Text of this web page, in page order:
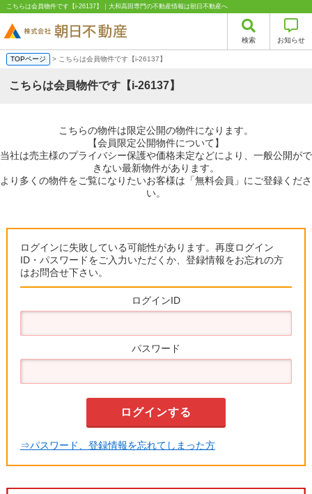
こちらは会員物件です【i-26137】｜大和高田専門の不動産情報は朝日不動産へ
検索 お知らせ
TOPページ > こちらは会員物件です【i-26137】
こちらは会員物件です【i-26137】
こちらの物件は限定公開の物件になります。
【会員限定公開物件について】
当社は売主様のプライバシー保護や価格未定などにより、一般公開がで
きない最新物件があります。
より多くの物件をご覧になりたいお客様は「無料会員」にご登録くださ
い。
ログインに失敗している可能性があります。再度ログイン
ID・パスワードをご入力いただくか、登録情報をお忘れの方
はお問合せ下さい。
ログインID
パスワード
⇒パスワード、登録情報を忘れてしまった方